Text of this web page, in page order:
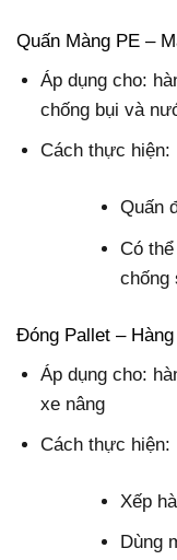
Quấn Màng PE –
Áp dụng cho:
chống bụi và
Cách thực hiện:
Quấn
Có
chống
Đóng Pallet –
Áp dụng cho:
xe nâng
Cách thực hiện:
Xếp
Dùng